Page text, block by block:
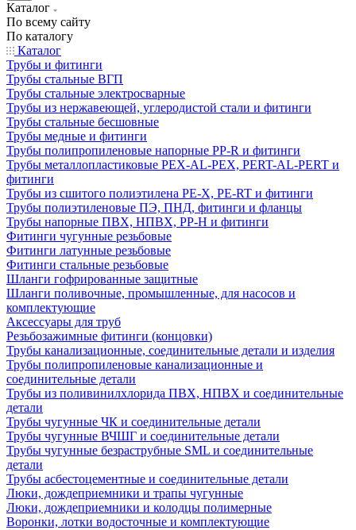
Каталог
По всему сайту
По каталогу
Каталог
Трубы и фитинги
Трубы стальные ВГП
Трубы стальные электросварные
Трубы из нержавеющей, углеродистой стали и фитинги
Трубы стальные бесшовные
Трубы медные и фитинги
Трубы полипропиленовые напорные PP-R и фитинги
Трубы металлопластиковые PEX-AL-PEX, PERT-AL-PERT и
фитинги
Трубы из сшитого полиэтилена PE-X, PE-RT и фитинги
Трубы полиэтиленовые ПЭ, ПНД, фитинги и фланцы
Трубы напорные ПВХ, НПВХ, PP-H и фитинги
Фитинги чугунные резьбовые
Фитинги латунные резьбовые
Фитинги стальные резьбовые
Шланги гофрированные защитные
Шланги поливочные, промышленные, для насосов и
комплектующие
Аксессуары для труб
Резьбозажимные фитинги (концовки)
Трубы канализационные, соединительные детали и изделия
Трубы полипропиленовые канализационные и
соединительные детали
Трубы из поливинилхлорида ПВХ, НПВХ и соединительные
детали
Трубы чугунные ЧК и соединительные детали
Трубы чугунные ВЧШГ и соединительные детали
Трубы чугунные безраструбные SML и соединительные
детали
Трубы асбестоцементные и соединительные детали
Люки, дождеприемники и трапы чугунные
Люки, дождеприемники и колодцы полимерные
Воронки, лотки водосточные и комплектующие